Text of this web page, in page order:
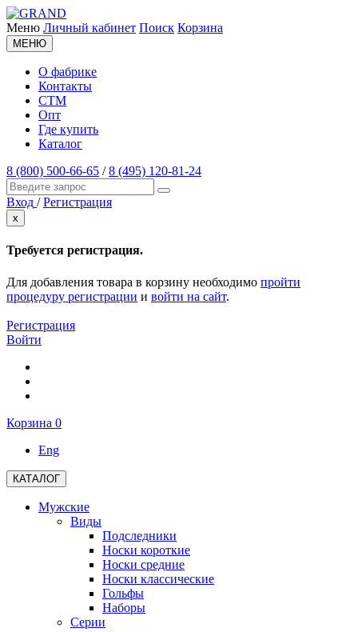
Меню Личный кабинет Поиск Корзина
МЕНЮ
О фабрике
Контакты
СТМ
Опт
Где купить
Каталог
8 (800) 500-66-65 /8 (495) 120-81-24
Вход / Регистрация
x
Требуется регистрация.
Для добавления товара в корзину необходимо пройти
процедуру регистрации и войти на сайт.
Регистрация
Войти
Корзина 0
Eng
КАТАЛОГ
Мужские
Виды
Подследники
Носки короткие
Носки средние
Носки классические
Гольфы
Наборы
Серии